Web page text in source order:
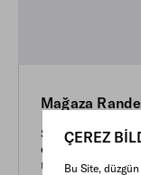
ÇEREZ
Bu Site, düzgün
Mağaza
Size özel bir
ortamda
randevu.